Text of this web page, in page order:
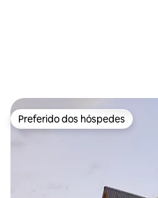
Preferido dos hóspedes
Preferido dos hóspedes